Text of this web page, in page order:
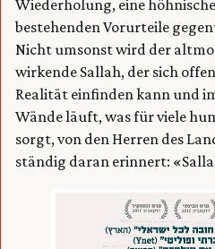
Wiederholung, eine
bestehenden Vorurteile
Nicht umsonst wird der
wirkende Sallah, der sich
Realität einfinden kann und
Wände läuft, was für viele
sorgt, von den Herren des
ständig daran erinnert: